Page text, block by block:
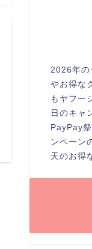
2026年の
やお得な
もヤフー
日のキャ
PayPay
ンペーン
天のお得